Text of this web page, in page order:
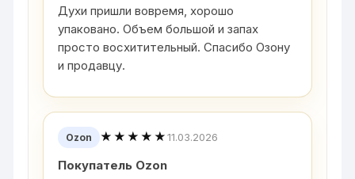
Духи пришли вовремя, хорошо
упаковано. Объем большой и запах
просто восхитительный. Спасибо Озону
и продавцу.
Ozon ★★★★★11.03.2026
Покупатель Ozon